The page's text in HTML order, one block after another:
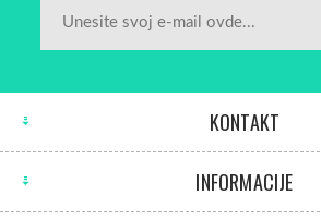
KONTAKT
INFORMACIJE